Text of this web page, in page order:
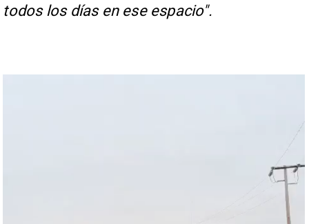
todos los días en ese espacio".